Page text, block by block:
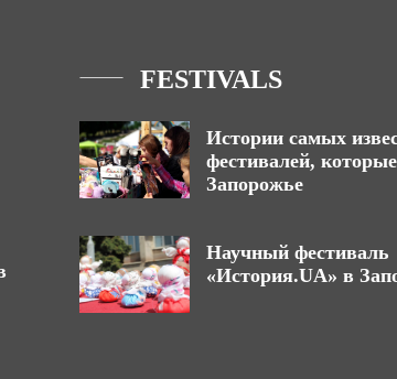
FESTIVALS
Истории самых
фестивалей,
Запорожье
Научный фестиваль
«История.UA» в